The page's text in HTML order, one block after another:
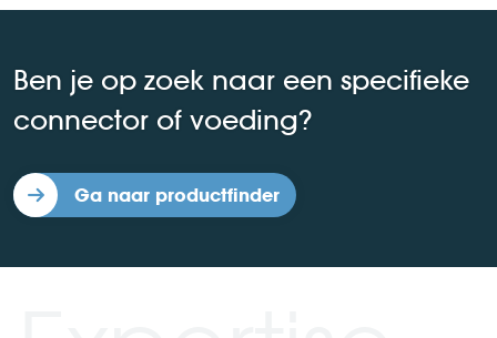
Ben je op zoek naar een specifieke
connector of voeding?
Ga naar productfinder